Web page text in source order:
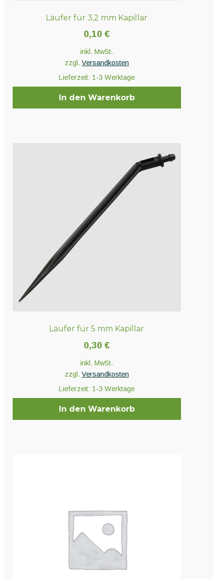
Läufer für 3,2 mm Kapillar
0,10 €
inkl. MwSt.
zzgl. Versandkosten
Lieferzeit: 1-3 Werktage
In den Warenkorb
Läufer für 5 mm Kapillar
0,30 €
inkl. MwSt.
zzgl. Versandkosten
Lieferzeit: 1-3 Werktage
In den Warenkorb